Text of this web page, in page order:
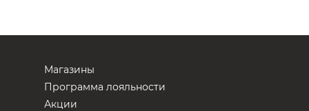
Магазины
Программа лояльности
Акции